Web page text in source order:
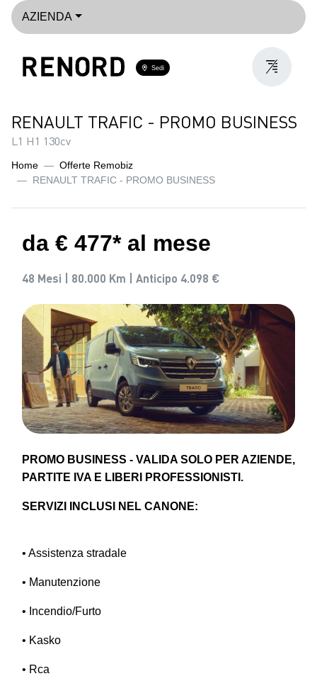
AZIENDA
Sedi
RENAULT TRAFIC - PROMO BUSINESS
L1 H1 130cv
Home
Offerte Remobiz
RENAULT TRAFIC - PROMO BUSINESS
da € 477* al mese
48 Mesi | 80.000 Km | Anticipo 4.098 €
PROMO BUSINESS - VALIDA SOLO PER AZIENDE,
PARTITE IVA E LIBERI PROFESSIONISTI.
SERVIZI INCLUSI NEL CANONE:
• Assistenza stradale
• Manutenzione
• Incendio/Furto
• Kasko
• Rca